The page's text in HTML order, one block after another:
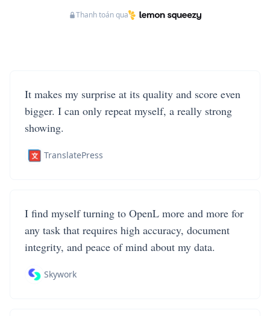
Thanh toán qua
It makes my surprise at its quality and score even
bigger. I can only repeat myself, a really strong
showing.
TranslatePress
I find myself turning to OpenL more and more for
any task that requires high accuracy, document
integrity, and peace of mind about my data.
Skywork